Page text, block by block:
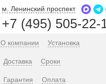
м. Ленинский проспект
+7 (495) 505-22-
О компании Установка
Доставка Сроки
Гарантия Оплата